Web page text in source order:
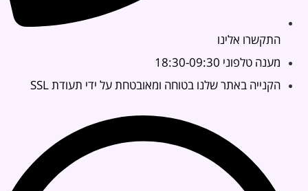
התקשרו אלינו
מענה טלפוני 18:30-09:30
הקנייה באתר שלנו בטוחה ומאובטחת על ידי תעודת SSL